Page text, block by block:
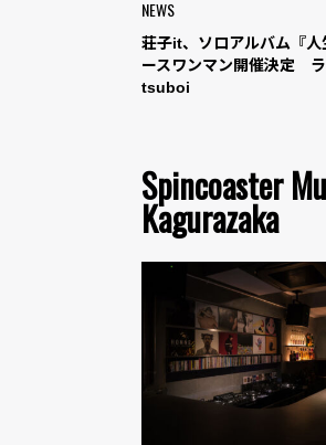
NEWS
荘子it、ソロアルバム『人
ースワンマン開催決定
tsuboi
Spincoaster
Kagurazaka